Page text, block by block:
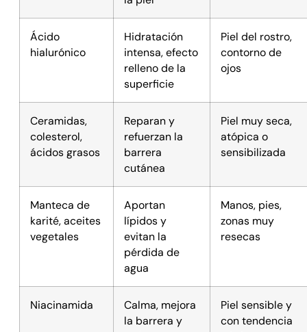
Ácido
hialurónico
Hidratación
intensa, efecto
relleno de la
superficie
Piel del rostro,
contorno de
ojos
Ceramidas,
colesterol,
ácidos grasos
Reparan y
refuerzan la
barrera
cutánea
Piel muy seca,
atópica o
sensibilizada
Manteca de
karité, aceites
vegetales
Aportan
lípidos y
evitan la
pérdida de
agua
Manos, pies,
zonas muy
resecas
Niacinamida
Calma, mejora
la barrera y
Piel sensible y
con tendencia